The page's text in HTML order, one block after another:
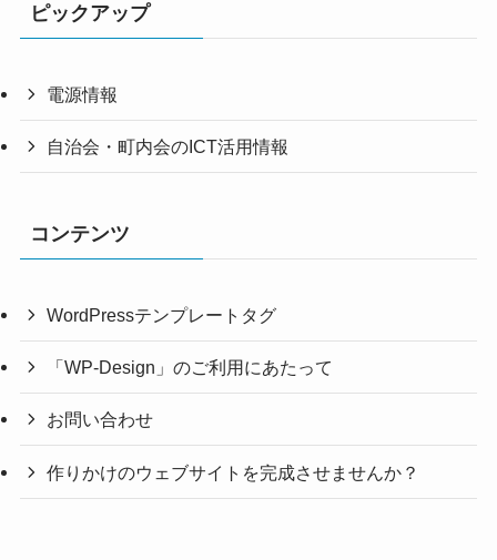
ピックアップ
電源情報
自治会・町内会のICT活用情報
コンテンツ
WordPressテンプレートタグ
「WP-Design」のご利用にあたって
お問い合わせ
作りかけのウェブサイトを完成させませんか？